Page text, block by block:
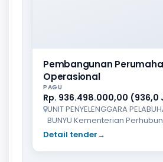
Pembangunan
Operasional
PAGU
Rp. 936.498.000,00 (936,0
UNIT PENYELENGGARA
BUNYU Kementerian
Detail tender→